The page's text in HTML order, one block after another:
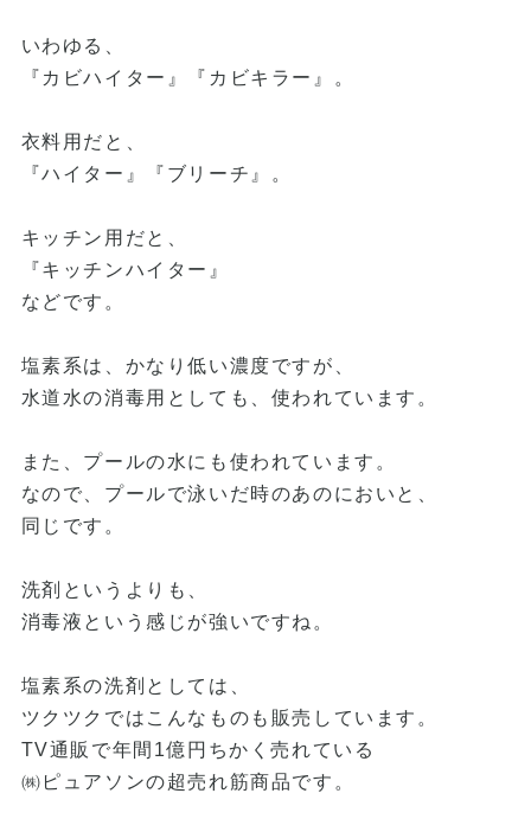
いわゆる、
『カビハイター』『カビキラー』。
衣料用だと、
『ハイター』『ブリーチ』。
キッチン用だと、
『キッチンハイター』
などです。
塩素系は、かなり低い濃度ですが、
水道水の消毒用としても、使われています。
また、プールの水にも使われています。
なので、プールで泳いだ時のあのにおいと、
同じです。
洗剤というよりも、
消毒液という感じが強いですね。
塩素系の洗剤としては、
ツクツクではこんなものも販売しています。
TV通販で年間1億円ちかく売れている
㈱ピュアソンの超売れ筋商品です。